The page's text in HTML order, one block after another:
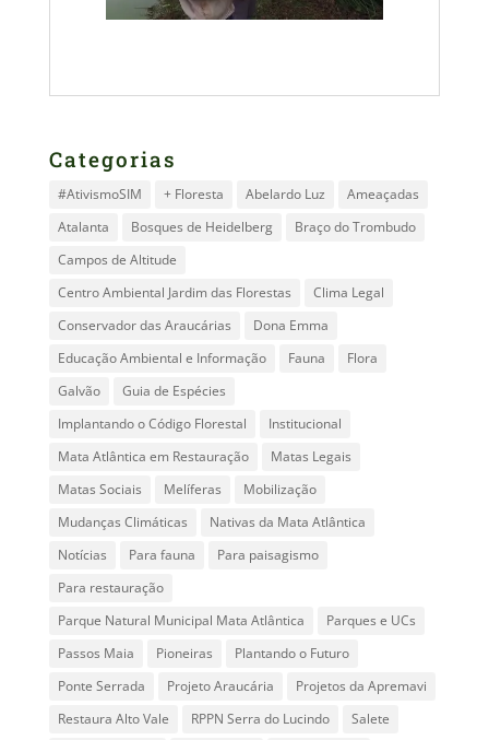
Categorias
#AtivismoSIM + Floresta Abelardo Luz
Ameaçadas
Atalanta
Bosques de Heidelberg
Braço do Trombudo
Campos de Altitude
Centro Ambiental Jardim das Florestas
Clima Legal
Conservador das Araucárias
Dona Emma
Educação Ambiental e Informação
Fauna
Flora
Galvão
Guia de Espécies
Implantando o Código Florestal
Institucional
Mata Atlântica em Restauração
Matas Legais
Matas Sociais
Melíferas
Mobilização
Mudanças Climáticas
Nativas da Mata Atlântica
Notícias
Para fauna
Para paisagismo
Para restauração
Parque Natural Municipal Mata Atlântica
Parques e UCs
Passos Maia
Pioneiras
Plantando o Futuro
Ponte Serrada
Projeto Araucária
Projetos da Apremavi
Restaura Alto Vale
RPPN Serra do Lucindo
Salete